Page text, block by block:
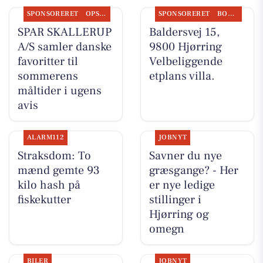
SPONSORERET OPSLAGSTAVLEN
SPAR SKALLERUP
A/S samler danske
favoritter til
sommerens
måltider i ugens
avis
SPONSORERET BOLIGMARKED
Baldersvej 15,
9800 Hjørring
Velbeliggende
etplans villa.
ALARM112
Straksdom: To
mænd gemte 93
kilo hash på
fiskekutter
JOBNYT
Savner du nye
græsgange? - Her
er nye ledige
stillinger i
Hjørring og
omegn
BILER JOBNYT